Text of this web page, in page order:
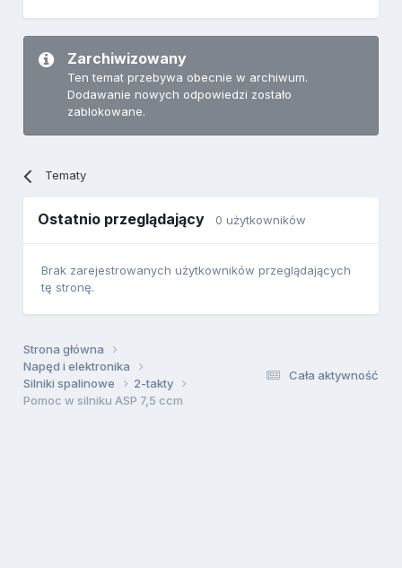
Zarchiwizowany
Ten temat przebywa obecnie w archiwum.
Dodawanie nowych odpowiedzi zostało
zablokowane.
Tematy
Ostatnio przeglądający 0 użytkowników
Brak zarejestrowanych użytkowników przeglądających
tę stronę.
Cała aktywność
Strona główna
Napęd i elektronika
Silniki spalinowe
2-takty
Pomoc w silniku ASP 7,5 ccm